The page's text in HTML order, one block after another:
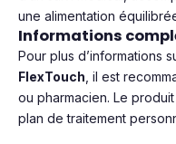
une alimentation
Informations
Pour plus d’informations
FlexTouch , il est
ou pharmacien. Le
plan de traitement